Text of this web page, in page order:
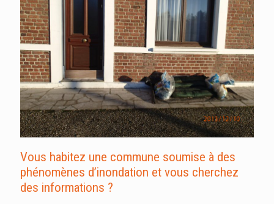
Vous habitez une commune soumise à des
phénomènes d’inondation et vous cherchez
des informations ?